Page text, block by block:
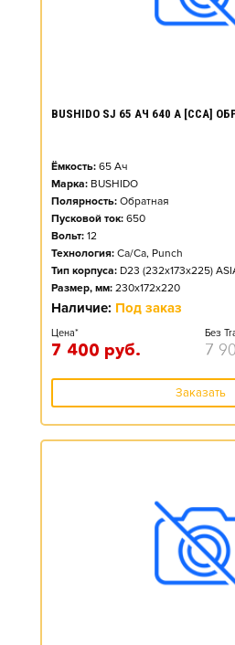
BUSHIDO SJ 65 АЧ 640 А [CCA]
Ёмкость: 65 Ач
Марка: BUSHIDO
Полярность: Обратная
Пусковой ток: 650
Вольт: 12
Технология: Ca/Ca, Punch
Тип корпуса: D23 (232x173x225)
Размер, мм: 230x172x220
Наличие: Под заказ
Цена*
7 400 руб.
Без
7
Заказать